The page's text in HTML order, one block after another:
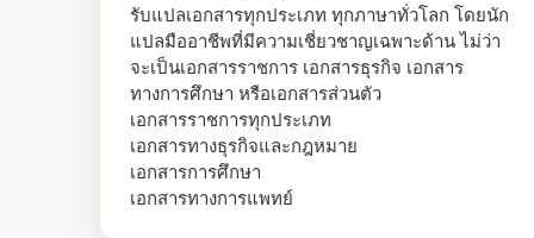
รับแปลเอกสารทุกประเภท ทุกภาษาทั่วโลก โดยนัก
แปลมืออาชีพที่มีความเชี่ยวชาญเฉพาะด้าน ไม่ว่า
จะเป็นเอกสารราชการ เอกสารธุรกิจ เอกสาร
ทางการศึกษา หรือเอกสารส่วนตัว
เอกสารราชการทุกประเภท
เอกสารทางธุรกิจและกฎหมาย
เอกสารการศึกษา
เอกสารทางการแพทย์